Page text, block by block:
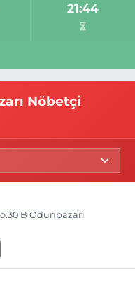
21:44
Nöbetçi
B Odunpazarı